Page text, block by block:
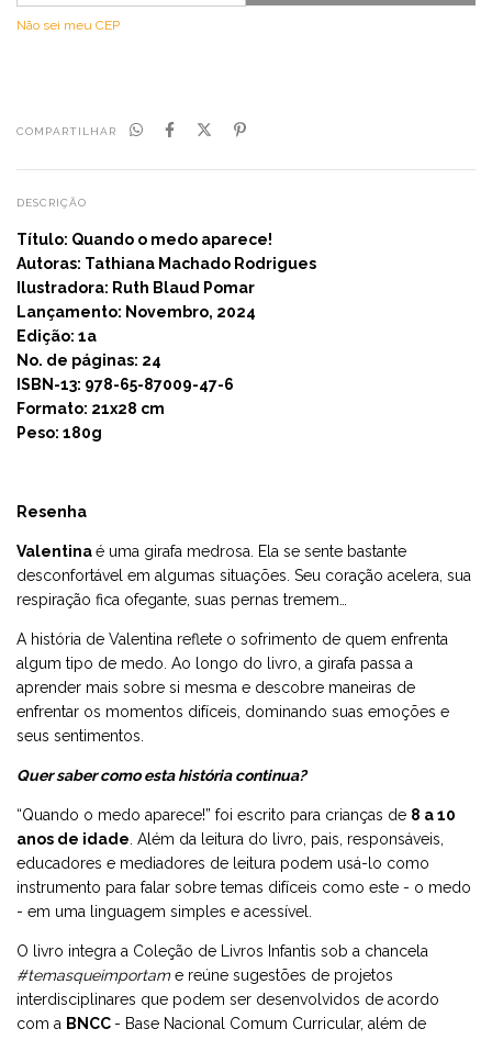
Não sei meu CEP
COMPARTILHAR
DESCRIÇÃO
Título: Quando o medo aparece!
Autoras: Tathiana Machado Rodrigues
Ilustradora: Ruth Blaud Pomar
Lançamento: Novembro, 2024
Edição: 1a
No. de páginas: 24
ISBN-13: 978-65-87009-47-6
Formato: 21x28 cm
Peso: 180g
Resenha
Valentinaé uma girafa medrosa. Ela se sente bastante
desconfortável em algumas situações. Seu coração acelera, sua
respiração fica ofegante, suas pernas tremem…
A história de Valentina reflete o sofrimento de quem enfrenta
algum tipo de medo. Ao longo do livro, a girafa passa a
aprender mais sobre si mesma e descobre maneiras de
enfrentar os momentos difíceis, dominando suas emoções e
seus sentimentos.
Quer saber como esta história continua?
“Quando o medo aparece!” foi escrito para crianças de 8 a 10
anos de idade . Além da leitura do livro, pais, responsáveis,
educadores e mediadores de leitura podem usá-lo como
instrumento para falar sobre temas difíceis como este - o medo
- em uma linguagem simples e acessível.
O livro integra a Coleção de Livros Infantis sob a chancela
#temasqueimportame reúne sugestões de projetos
interdisciplinares que podem ser desenvolvidos de acordo
com a BNCC - Base Nacional Comum Curricular, além de